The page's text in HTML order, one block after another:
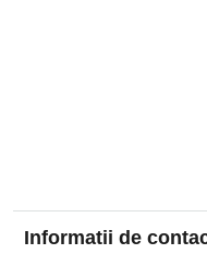
Informatii de